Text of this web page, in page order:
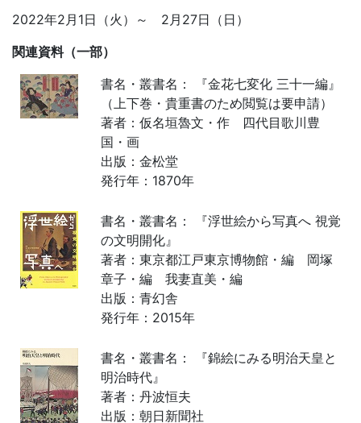
2022年2月1日（火）～ 2月27日（日）
関連資料（一部）
書名・叢書名： 『金花七変化 三十一編』
（上下巻・貴重書のため閲覧は要申請）
著者：仮名垣魯文・作 四代目歌川豊
国・画
出版：金松堂
発行年：1870年
書名・叢書名： 『浮世絵から写真へ 視覚
の文明開化』
著者：東京都江戸東京博物館・編 岡塚
章子・編 我妻直美・編
出版：青幻舎
発行年：2015年
書名・叢書名： 『錦絵にみる明治天皇と
明治時代』
著者：丹波恒夫
出版：朝日新聞社